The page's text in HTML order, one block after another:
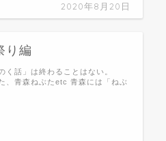
2020年8月20日
り編
く話」は終わることはない。
、青森ねぶたetc 青森には「ねぶ